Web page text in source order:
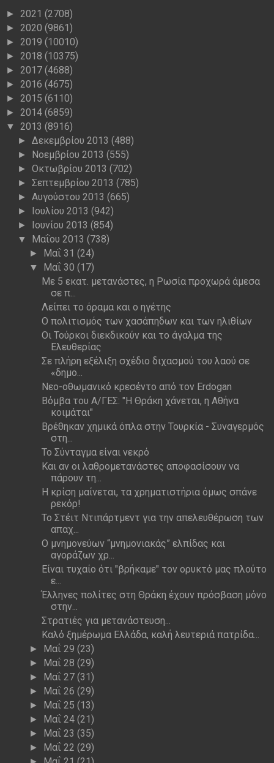
► 2021 (2708)
► 2020 (9861)
► 2019 (10010)
► 2018 (10375)
► 2017 (4688)
► 2016 (4675)
► 2015 (6110)
► 2014 (6859)
▼ 2013 (8916)
►Δεκεμβρίου 2013(488)
► Νοεμβρίου 2013(555)
►Οκτωβρίου 2013(702)
►Σεπτεμβρίου 2013(785)
►Αυγούστου 2013(665)
► Ιουλίου 2013(942)
► Ιουνίου 2013(854)
▼ Μαΐου 2013(738)
► Μαΐ 31(24)
▼ Μαΐ 30(17)
Mε 5 εκατ. μετανάστες, η Ρωσία προχωρά άμεσα
σε π...
Λείπει το όραμα και ο ηγέτης
Ο πολιτισμός των χασάπηδων και των ηλιθίων
Οι Τούρκοι διεκδικούν και το άγαλμα της
Ελευθερίας
Σε πλήρη εξέλιξη σχέδιο διχασμού του λαού σε
«δημο...
Νεο-οθωμανικό κρεσέντο από τον Erdogan
Βόμβα του Α/ΓΕΣ: "Η Θράκη χάνεται, η Αθήνα
κοιμάται"
Βρέθηκαν χημικά όπλα στην Τουρκία - Συναγερμός
στη...
Το Σύνταγμα είναι νεκρό
Και αν οι λαθρομετανάστες αποφασίσουν να
πάρουν τη...
Η κρίση μαίνεται, τα χρηματιστήρια όμως σπάνε
ρεκόρ!
Το Στέιτ Ντιπάρτμεντ για την απελευθέρωση των
απαχ...
Ο μνημονεύων “μνημονιακάς” ελπίδας και
αγοράζων χρ...
Eίναι τυχαίο ότι "βρήκαμε" τον ορυκτό μας πλούτο
ε...
Έλληνες πολίτες στη Θράκη έχουν πρόσβαση μόνο
στην...
Στρατιές για μετανάστευση...
Καλό ξημέρωμα Ελλάδα, καλή λευτεριά πατρίδα...
► Μαΐ 29(23)
► Μαΐ 28(29)
► Μαΐ 27(31)
► Μαΐ 26(29)
► Μαΐ 25(13)
► Μαΐ 24(21)
► Μαΐ 23(35)
► Μαΐ 22(29)